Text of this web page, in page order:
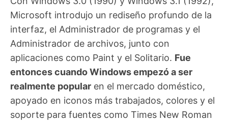
Microsoft introdujo un rediseño profundo de la
interfaz, el Administrador de programas y el
Administrador de archivos, junto con
aplicaciones como Paint y el Solitario. Fue
entonces cuando Windows empezó a ser
realmente popular en el mercado doméstico,
apoyado en iconos más trabajados, colores y el
soporte para fuentes como Times New Roman